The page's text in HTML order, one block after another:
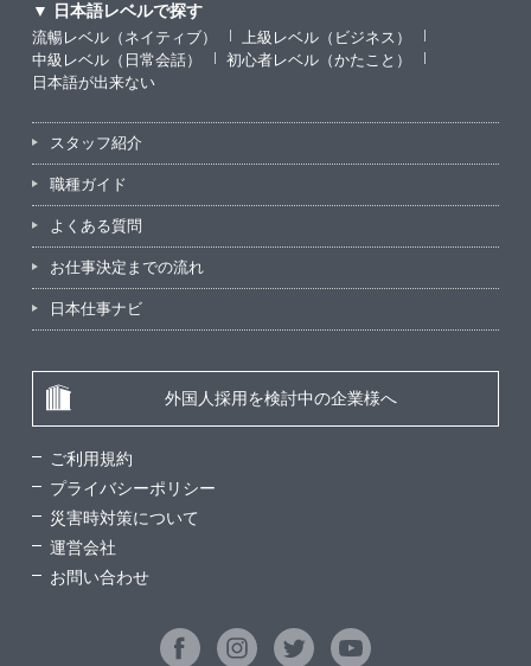
▼ 日本語レベルで探す
流暢レベル（ネイティブ）
上級レベル（ビジネス）
中級レベル（日常会話）
初心者レベル（かたこと）
日本語が出来ない
スタッフ紹介
職種ガイド
よくある質問
お仕事決定までの流れ
日本仕事ナビ
外国人採用を検討中の企業様へ
ご利用規約
プライバシーポリシー
災害時対策について
運営会社
お問い合わせ